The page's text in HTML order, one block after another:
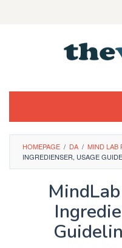
HOMEPAGE / DA / MIND LAB
INGREDIENSER, USAGE